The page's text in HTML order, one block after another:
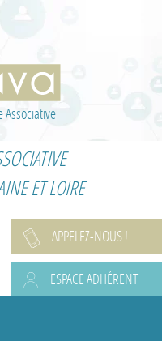
Associative
ET LOIRE
APPELEZ-NOUS !
ESPACE ADHÉRENT